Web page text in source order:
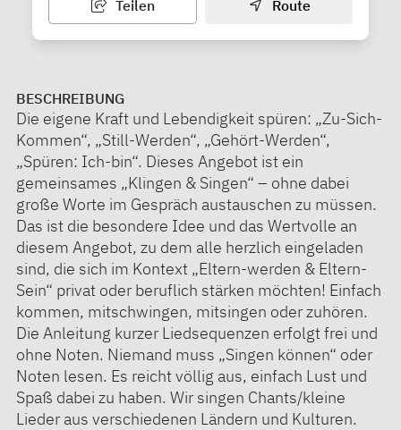
Teilen Route
BESCHREIBUNG
Die eigene Kraft und Lebendigkeit spüren: „Zu-Sich-
Kommen“, „Still-Werden“, „Gehört-Werden“,
„Spüren: Ich-bin“. Dieses Angebot ist ein
gemeinsames „Klingen & Singen“ – ohne dabei
große Worte im Gespräch austauschen zu müssen.
Das ist die besondere Idee und das Wertvolle an
diesem Angebot, zu dem alle herzlich eingeladen
sind, die sich im Kontext „Eltern-werden & Eltern-
Sein“ privat oder beruflich stärken möchten! Einfach
kommen, mitschwingen, mitsingen oder zuhören.
Die Anleitung kurzer Liedsequenzen erfolgt frei und
ohne Noten. Niemand muss „Singen können“ oder
Noten lesen. Es reicht völlig aus, einfach Lust und
Spaß dabei zu haben. Wir singen Chants/kleine
Lieder aus verschiedenen Ländern und Kulturen.